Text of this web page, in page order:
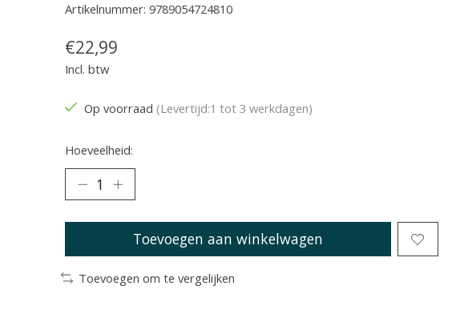
Artikelnummer: 9789054724810
€22,99
Incl. btw
Op voorraad (Levertijd:1 tot 3 werkdagen)
Hoeveelheid:
Toevoegen aan winkelwagen
Toevoegen om te vergelijken